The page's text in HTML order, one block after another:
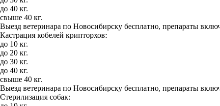
до 40 кг.
свыше 40 кг.
Выезд ветеринара по Новосибирску бесплатно, препараты
Кастрация кобелей крипторхов:
до 10 кг.
до 20 кг.
до 30 кг.
до 40 кг.
свыше 40 кг.
Выезд ветеринара по Новосибирску бесплатно, препараты
Стерилизация собак: